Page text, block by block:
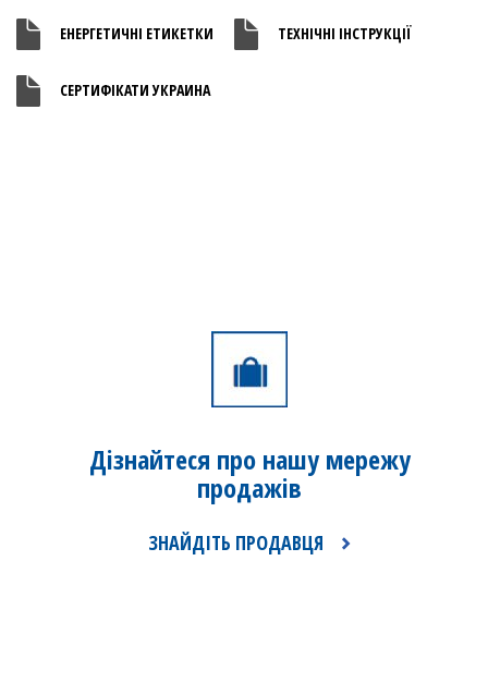
ЕНЕРГЕТИЧНІ ЕТИКЕТКИ ТЕХНІЧНІ ІНСТРУКЦІЇ
СЕРТИФІКАТИ УКРАИНА
Дізнайтеся про нашу мережу
продажів
ЗНАЙДІТЬ ПРОДАВЦЯ